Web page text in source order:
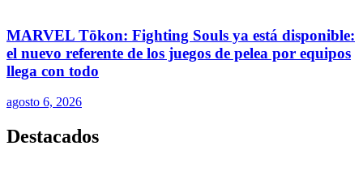
MARVEL Tōkon: Fighting Souls ya está disponible:
el nuevo referente de los juegos de pelea por equipos
llega con todo
agosto 6, 2026
Destacados